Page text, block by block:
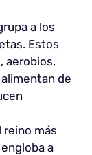
a los
Estos
aerobios,
de
reino más
a